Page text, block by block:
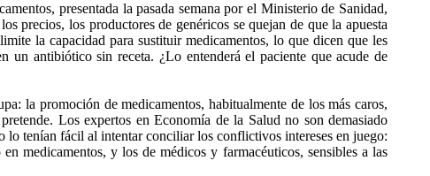
presentada la pasada semana por el Ministerio de Sanidad,
precios, los productores de genéricos se quejan de que la apuesta
la capacidad para sustituir medicamentos, lo que dicen que les
un antibiótico sin receta. ¿Lo entenderá el paciente que acude de
la promoción de medicamentos, habitualmente de los más caros,
Los expertos en Economía de la Salud no son demasiado
lo tenían fácil al intentar conciliar los conflictivos intereses en juego:
medicamentos, y los de médicos y farmacéuticos, sensibles a las